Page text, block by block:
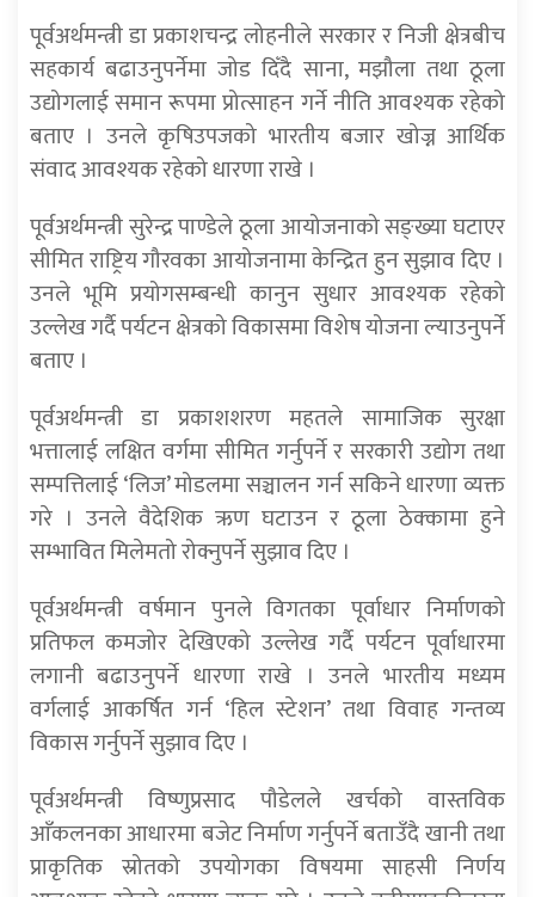
पूर्वअर्थमन्त्री डा प्रकाशचन्द्र लोहनीले सरकार र निजी क्षेत्रबीच
सहकार्य बढाउनुपर्नेमा जोड दिँदै साना, मझौला तथा ठूला
उद्योगलाई समान रूपमा प्रोत्साहन गर्ने नीति आवश्यक रहेको
बताए । उनले कृषिउपजको भारतीय बजार खोज्न आर्थिक
संवाद आवश्यक रहेको धारणा राखे ।
पूर्वअर्थमन्त्री सुरेन्द्र पाण्डेले ठूला आयोजनाको सङ्ख्या घटाएर
सीमित राष्ट्रिय गौरवका आयोजनामा केन्द्रित हुन सुझाव दिए ।
उनले भूमि प्रयोगसम्बन्धी कानुन सुधार आवश्यक रहेको
उल्लेख गर्दै पर्यटन क्षेत्रको विकासमा विशेष योजना ल्याउनुपर्ने
बताए ।
पूर्वअर्थमन्त्री डा प्रकाशशरण महतले सामाजिक सुरक्षा
भत्तालाई लक्षित वर्गमा सीमित गर्नुपर्ने र सरकारी उद्योग तथा
सम्पत्तिलाई ‘लिज’ मोडलमा सञ्चालन गर्न सकिने धारणा व्यक्त
गरे । उनले वैदेशिक ऋण घटाउन र ठूला ठेक्कामा हुने
सम्भावित मिलेमतो रोक्नुपर्ने सुझाव दिए ।
पूर्वअर्थमन्त्री वर्षमान पुनले विगतका पूर्वाधार निर्माणको
प्रतिफल कमजोर देखिएको उल्लेख गर्दै पर्यटन पूर्वाधारमा
लगानी बढाउनुपर्ने धारणा राखे । उनले भारतीय मध्यम
वर्गलाई आकर्षित गर्न ‘हिल स्टेशन’ तथा विवाह गन्तव्य
विकास गर्नुपर्ने सुझाव दिए ।
पूर्वअर्थमन्त्री विष्णुप्रसाद पौडेलले खर्चको वास्तविक
आँकलनका आधारमा बजेट निर्माण गर्नुपर्ने बताउँदै खानी तथा
प्राकृतिक स्रोतको उपयोगका विषयमा साहसी निर्णय